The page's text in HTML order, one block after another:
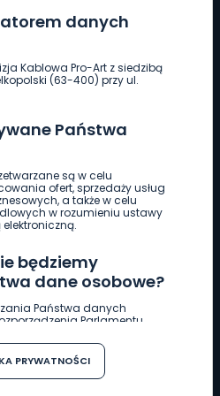
danych
Kablowa Pro-Art z siedzibą
(63-400) przy ul.
Państwa
są w celu
ofert, sprzedaży usług
a także w celu
w rozumieniu ustawy
będziemy
dane osobowe?
Państwa danych
Parlamentu
w związku z
w sprawie
danych oraz uchylenia
PRYWATNOŚCI